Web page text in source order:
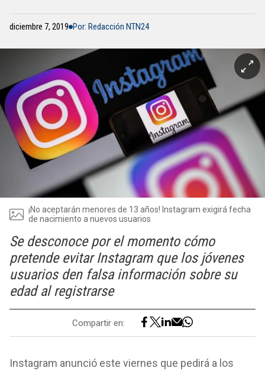
diciembre 7, 2019 Por: Redacción NTN24
¡No aceptarán menores de 13 años! Instagram exigirá fecha
de nacimiento a nuevos usuarios
Se desconoce por el momento cómo
pretende evitar Instagram que los jóvenes
usuarios den falsa información sobre su
edad al registrarse
Compartir en:
Instagram anunció este viernes que pedirá a los